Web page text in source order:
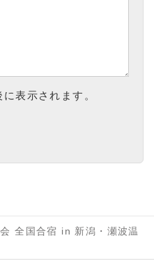
表示されます。
全国合宿 in 新潟・瀬波温